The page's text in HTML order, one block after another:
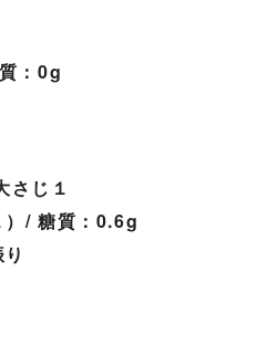
：0g
さじ１
）/ 糖質：0.6g